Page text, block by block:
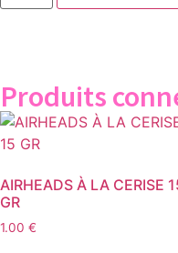
Produits
AIRHEADS À LA CERISE
GR
1.00 €